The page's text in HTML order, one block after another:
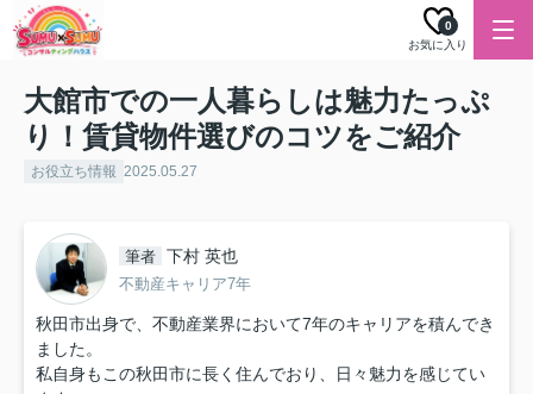
お気に入り
0
大館市での一人暮らしは魅力たっぷ
り！賃貸物件選びのコツをご紹介
お役立ち情報 2025.05.27
筆者 下村 英也
不動産キャリア7年
秋田市出身で、不動産業界において7年のキャリアを積んでき
ました。
私自身もこの秋田市に長く住んでおり、日々魅力を感じてい